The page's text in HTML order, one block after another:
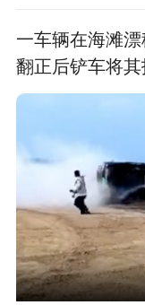
一车辆在海滩
翻正后铲车将其